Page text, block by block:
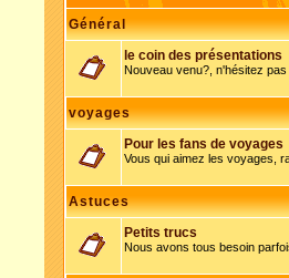
Général
le coin des présentations
Nouveau venu?, n'hésitez
voyages
Pour les fans de voyages
Vous qui aimez les voyages,
Astuces
Petits trucs
Nous avons tous besoin